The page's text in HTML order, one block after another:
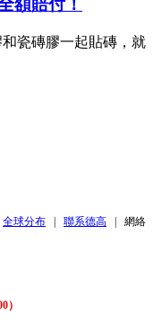
額賠付！
瓷磚膠一起貼磚，就
全球分布 | 聯系德高 | 網絡
）